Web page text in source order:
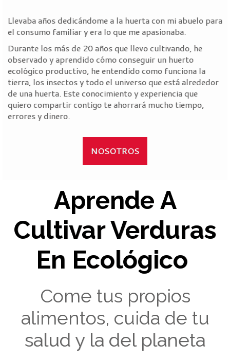
Llevaba años dedicándome a la huerta con mi abuelo para
el consumo familiar y era lo que me apasionaba.
Durante los más de 20 años que llevo cultivando, he
observado y aprendido cómo conseguir un huerto
ecológico productivo, he entendido como funciona la
tierra, los insectos y todo el universo que está alrededor
de una huerta. Este conocimiento y experiencia que
quiero compartir contigo te ahorrará mucho tiempo,
errores y dinero.
NOSOTROS
Aprende A
Cultivar Verduras
En Ecológico
Come tus propios
alimentos, cuida de tu
salud y la del planeta